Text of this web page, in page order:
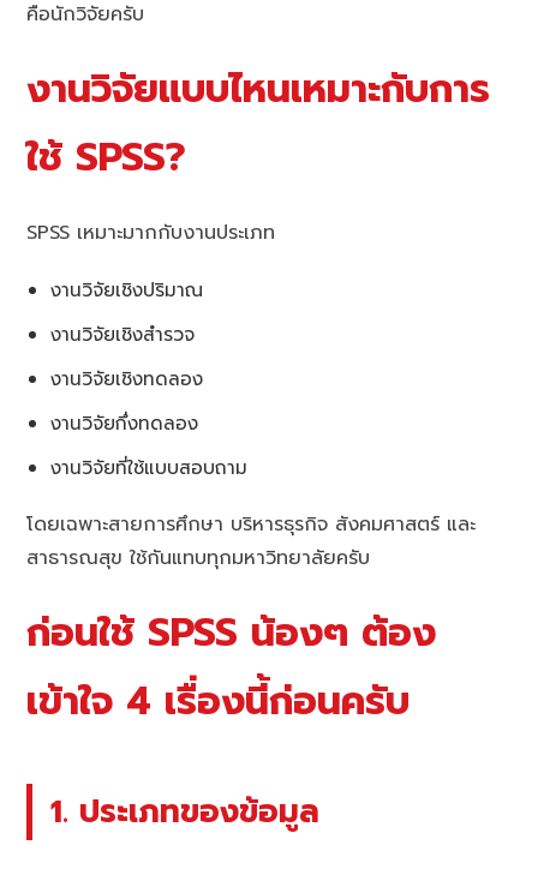
คือนักวิจัยครับ
งานวิจัยแบบไหนเหมาะกับการ
ใช้ SPSS?
SPSS เหมาะมากกับงานประเภท
งานวิจัยเชิงปริมาณ
งานวิจัยเชิงสำรวจ
งานวิจัยเชิงทดลอง
งานวิจัยกึ่งทดลอง
งานวิจัยที่ใช้แบบสอบถาม
โดยเฉพาะสายการศึกษา บริหารธุรกิจ สังคมศาสตร์ และ
สาธารณสุข ใช้กันแทบทุกมหาวิทยาลัยครับ
ก่อนใช้ SPSS น้องๆ ต้อง
เข้าใจ 4 เรื่องนี้ก่อนครับ
1. ประเภทของข้อมูล